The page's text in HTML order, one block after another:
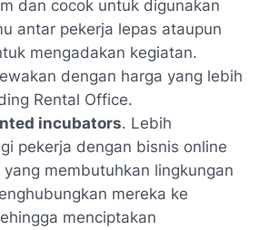
dan cocok untuk digunakan
antar pekerja lepas ataupun
mengadakan kegiatan.
dengan harga yang lebih
Rental Office.
incubators. Lebih
pekerja dengan bisnis online
membutuhkan lingkungan
mereka ke
menciptakan